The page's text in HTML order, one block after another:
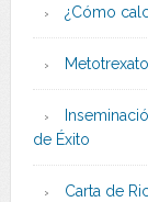
¿Cómo
de Éxito
Carta de